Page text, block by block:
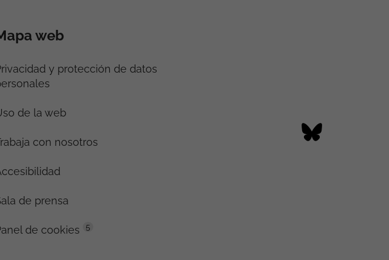
web
y protección de datos
de la web
con nosotros
de prensa
de cookies 5